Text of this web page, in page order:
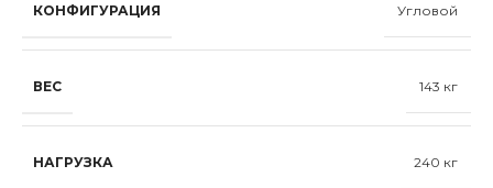
КОНФИГУРАЦИЯ Угловой
ВЕС 143 кг
НАГРУЗКА 240 кг